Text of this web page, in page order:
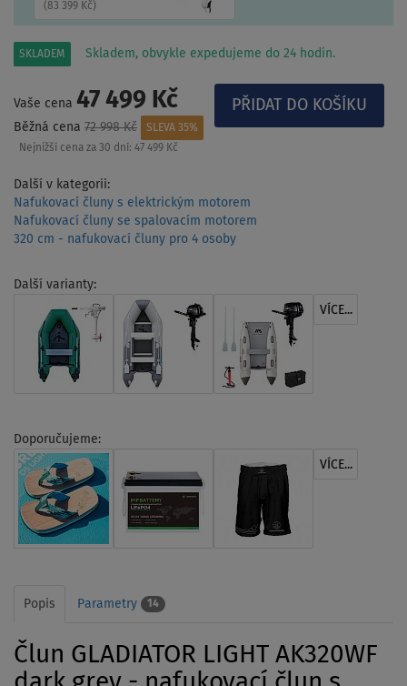
(83 399 Kč)
SKLADEM Skladem, obvykle expedujeme do 24 hodin.
Vaše cena 47 499 Kč
Běžná cena 72 998 Kč
SLEVA 35%
Nejnižší cena za 30 dní: 47 499 Kč
Další v kategorii:
Nafukovací čluny s elektrickým motorem
Nafukovací čluny se spalovacím motorem
320 cm - nafukovací čluny pro 4 osoby
Další varianty:
VÍCE...
Doporučujeme:
VÍCE...
Popis Parametry 14
Člun GLADIATOR LIGHT AK320WF